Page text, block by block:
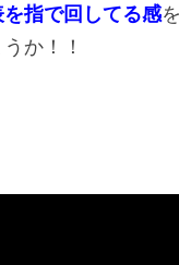
指で回してる感
か！！